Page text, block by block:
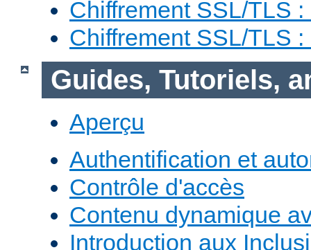
Chiffrement SSL/TLS
Chiffrement SSL/TLS :
Guides, Tutoriels,
Aperçu
Authentification et
Contrôle d'accès
Contenu dynamique
Introduction aux